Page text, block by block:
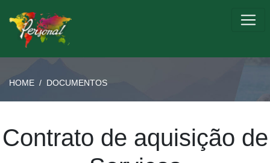
HOME / DOCUMENTOS
Contrato de aquisição de